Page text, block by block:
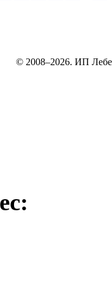
© 2008–2026. ИП